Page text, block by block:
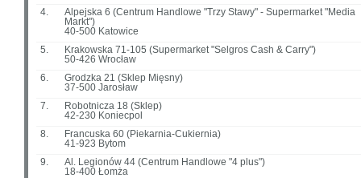
4.
Alpejska 6 (Centrum Handlowe "Trzy Stawy" - Supermarket "Media
Markt")
40-500 Katowice
5.
Krakowska 71-105 (Supermarket "Selgros Cash & Carry")
50-426 Wrocław
6.
Grodzka 21 (Sklep Mięsny)
37-500 Jarosław
7.
Robotnicza 18 (Sklep)
42-230 Koniecpol
8.
Francuska 60 (Piekarnia-Cukiernia)
41-923 Bytom
9.
Al. Legionów 44 (Centrum Handlowe "4 plus")
18-400 Łomża